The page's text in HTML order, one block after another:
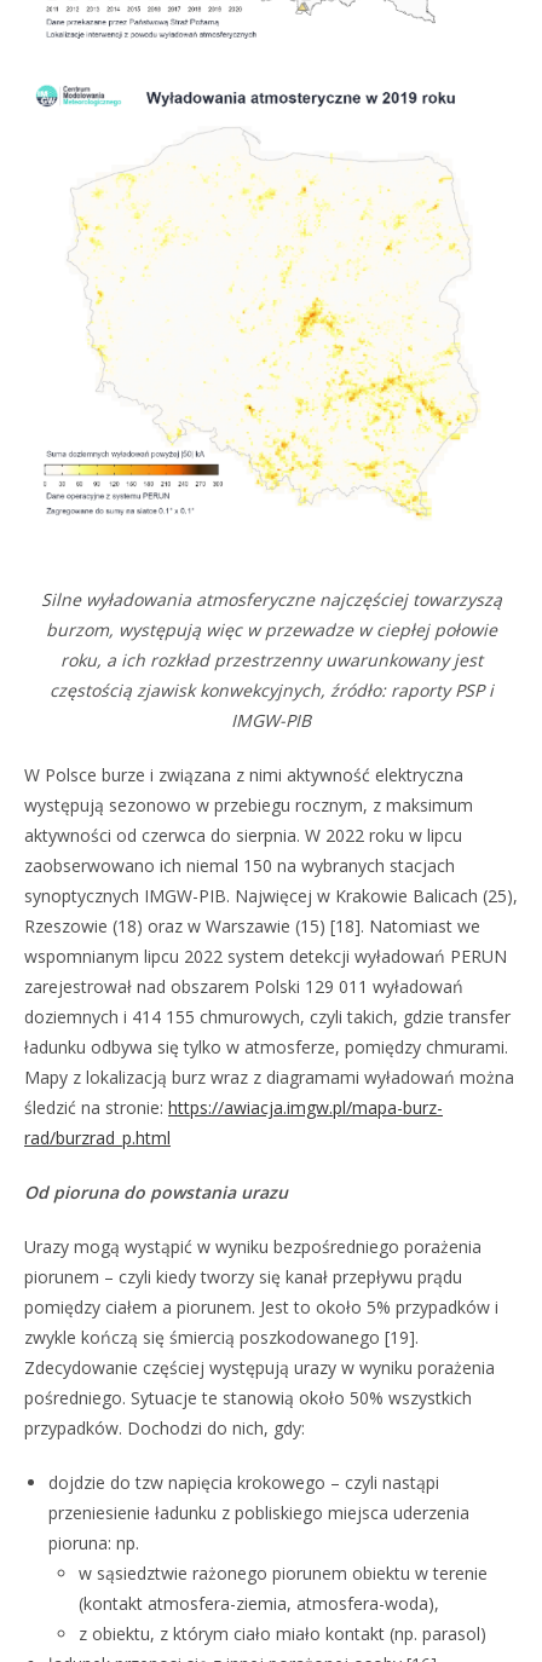
Silne wyładowania atmosferyczne najczęściej towarzyszą
burzom, występują więc w przewadze w ciepłej połowie
roku, a ich rozkład przestrzenny uwarunkowany jest
częstością zjawisk konwekcyjnych, źródło: raporty PSP i
IMGW-PIB
W Polsce burze i związana z nimi aktywność elektryczna
występują sezonowo w przebiegu rocznym, z maksimum
aktywności od czerwca do sierpnia. W 2022 roku w lipcu
zaobserwowano ich niemal 150 na wybranych stacjach
synoptycznych IMGW-PIB. Najwięcej w Krakowie Balicach (25),
Rzeszowie (18) oraz w Warszawie (15) [18]. Natomiast we
wspomnianym lipcu 2022 system detekcji wyładowań PERUN
zarejestrował nad obszarem Polski 129 011 wyładowań
doziemnych i 414 155 chmurowych, czyli takich, gdzie transfer
ładunku odbywa się tylko w atmosferze, pomiędzy chmurami.
Mapy z lokalizacją burz wraz z diagramami wyładowań można
śledzić na stronie: https://awiacja.imgw.pl/mapa-burz-
rad/burzrad_p.html
Od pioruna do powstania urazu
Urazy mogą wystąpić w wyniku bezpośredniego porażenia
piorunem – czyli kiedy tworzy się kanał przepływu prądu
pomiędzy ciałem a piorunem. Jest to około 5% przypadków i
zwykle kończą się śmiercią poszkodowanego [19].
Zdecydowanie częściej występują urazy w wyniku porażenia
pośredniego. Sytuacje te stanowią około 50% wszystkich
przypadków. Dochodzi do nich, gdy:
dojdzie do tzw napięcia krokowego – czyli nastąpi
przeniesienie ładunku z pobliskiego miejsca uderzenia
pioruna: np.
w sąsiedztwie rażonego piorunem obiektu w terenie
(kontakt atmosfera-ziemia, atmosfera-woda),
z obiektu, z którym ciało miało kontakt (np. parasol)